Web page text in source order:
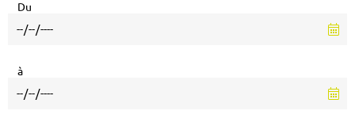
Du
à